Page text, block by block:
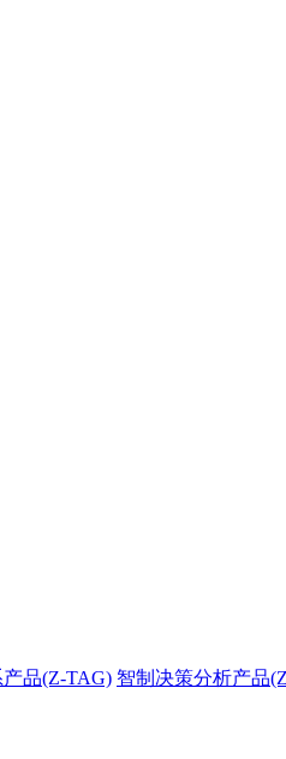
品(Z-TAG) 智制决策分析产品